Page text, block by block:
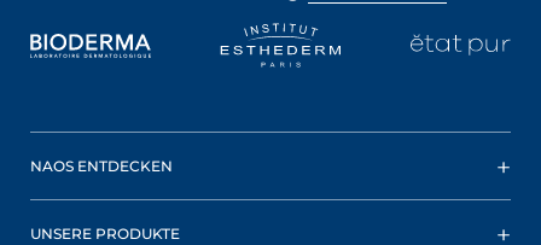
NAOS ENTDECKEN
UNSERE PRODUKTE